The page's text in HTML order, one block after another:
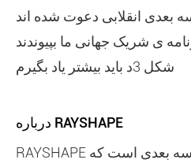
بعدی انقلابی دعوت شده اند
ی شریک جهانی ما بپیوندند
شکل 3د بايد بيشتر ياد بگيرم
درباره RAYSHAPE
RAYSHAPE یک تراژی در چاپ صنعتی سه بعدی است که